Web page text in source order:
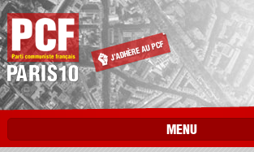
Aller au contenu principal
MENU